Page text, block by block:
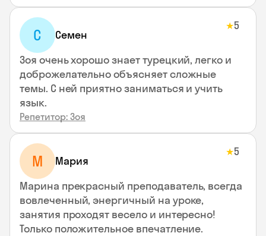
С Семен
★5
Зоя очень хорошо знает турецкий, легко и
доброжелательно объясняет сложные
темы. С ней приятно заниматься и учить
язык.
Репетитор: Зоя
М Мария
★5
Марина прекрасный преподаватель, всегда
вовлеченный, энергичный на уроке,
занятия проходят весело и интересно!
Только положительное впечатление.